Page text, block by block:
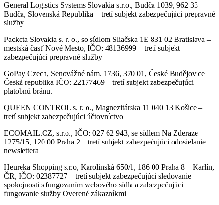
General Logistics Systems Slovakia s.r.o., Budča 1039, 962 33
Budča, Slovenská Republika – tretí subjekt zabezpečujúci prepravné
služby
Packeta Slovakia s. r. o., so sídlom Sliačska 1E 831 02 Bratislava –
mestská časť Nové Mesto, IČO: 48136999 – tretí subjekt
zabezpečujúci prepravné služby
GoPay Czech, Senovážné nám. 1736, 370 01, České Budějovice
Česká republika IČO: 22177469 – tretí subjekt zabezpečujúci
platobnú bránu.
QUEEN CONTROL s. r. o., Magnezitárska 11 040 13 Košice –
tretí subjekt zabezpečujúci účtovníctvo
ECOMAIL.CZ, s.r.o., IČO: 027 62 943, se sídlem Na Zderaze
1275/15, 120 00 Praha 2 – tretí subjekt zabezpečujúci odosielanie
newslettera
Heureka Shopping s.r.o, Karolinská 650/1, 186 00 Praha 8 – Karlín,
ČR, IČO: 02387727 – tretí subjekt zabezpečujúci sledovanie
spokojnosti s fungovaním webového sídla a zabezpečujúci
fungovanie služby Overené zákazníkmi